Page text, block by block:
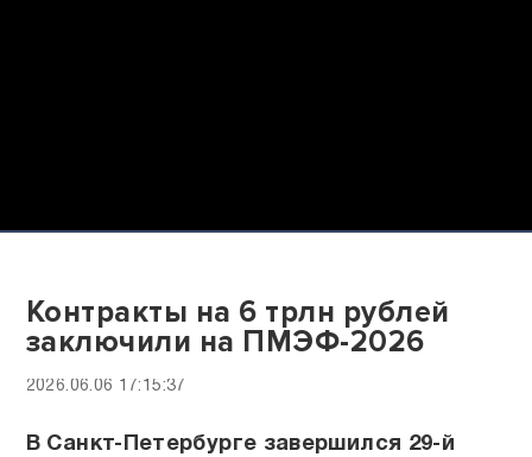
Контракты на 6 трлн рублей
заключили на ПМЭФ-2026
2026.06.06 17:15:37
В Санкт-Петербурге завершился 29-й